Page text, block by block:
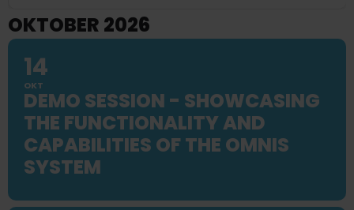
OKTOBER 2026
14
OKT
DEMO SESSION - SHOWCASING
THE FUNCTIONALITY AND
CAPABILITIES OF THE OMNIS
SYSTEM